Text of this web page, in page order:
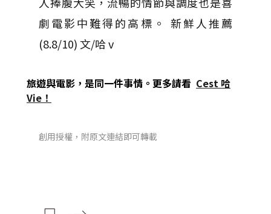
劇電影中難得的高標。 新鮮人推薦
(8.8/10) 文/哈 v
旅遊與電影，是同一件事情。更多請看 Cest 哈
Vie！
創用授權，附原文連結即可轉載